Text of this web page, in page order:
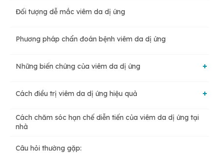
Yếu tố di truyền
Đối tượng dễ mắc viêm da dị ứng
Phương pháp chẩn đoán bệnh viêm da dị ứng
Những biến chứng của viêm da dị ứng
Da nhiễm trùng
Cách điều trị viêm da dị ứng hiệu quả
Thuốc bôi viêm da dị ứng
Cách chăm sóc hạn chế diễn tiến của viêm da dị ứng tại
nhà
Câu hỏi thường gặp: